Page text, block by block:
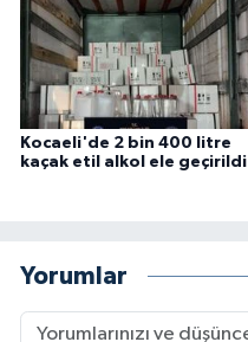
Kocaeli'de 2 bin 400 litre
kaçak etil alkol ele geçirildi
Yorumlar